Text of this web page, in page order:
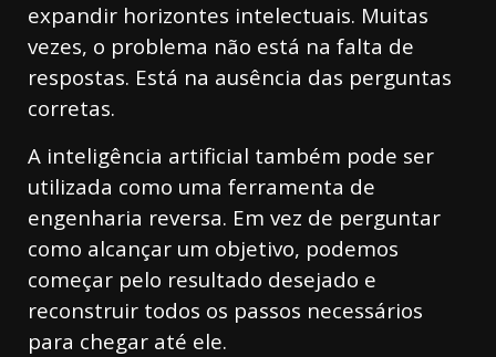
expandir horizontes intelectuais. Muitas
vezes, o problema não está na falta de
respostas. Está na ausência das perguntas
corretas.
A inteligência artificial também pode ser
utilizada como uma ferramenta de
engenharia reversa. Em vez de perguntar
como alcançar um objetivo, podemos
começar pelo resultado desejado e
reconstruir todos os passos necessários
para chegar até ele.